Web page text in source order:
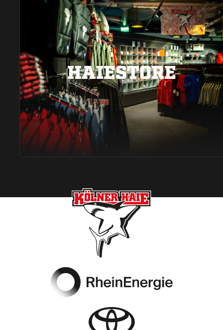
HAIESTORE